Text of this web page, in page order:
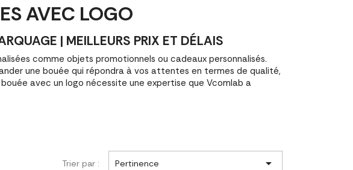
AVEC LOGO
| MEILLEURS PRIX ET DÉLAIS
comme objets promotionnels ou cadeaux personnalisés.
une bouée qui répondra à vos attentes en termes de qualité,
avec un logo nécessite une expertise que Vcomlab a
Trier par : Pertinence 